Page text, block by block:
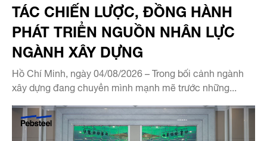
TÁC CHIẾN LƯỢC, ĐỒNG HÀNH
PHÁT TRIỂN NGUỒN NHÂN LỰC
NGÀNH XÂY DỰNG
Hồ Chí Minh, ngày 04/08/2026 – Trong bối cảnh ngành
xây dựng đang chuyển mình mạnh mẽ trước những...